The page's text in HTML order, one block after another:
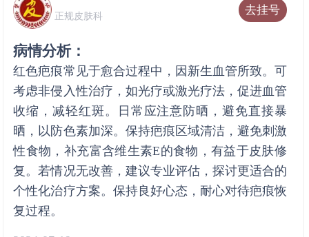
去挂号
正规皮肤科
病情分析：
红色疤痕常见于愈合过程中，因新生血管所致。可
考虑非侵入性治疗，如光疗或激光疗法，促进血管
收缩，减轻红斑。日常应注意防晒，避免直接暴
晒，以防色素加深。保持疤痕区域清洁，避免刺激
性食物，补充富含维生素E的食物，有益于皮肤修
复。若情况无改善，建议专业评估，探讨更适合的
个性化治疗方案。保持良好心态，耐心对待疤痕恢
复过程。